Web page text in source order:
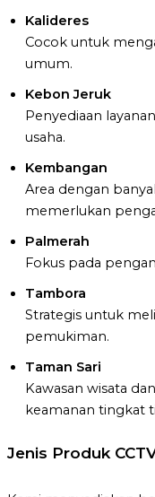
Kalideres
Cocok untuk
umum.
Kebon Jeruk
Penyediaan
usaha.
Kembangan
Area dengan
memerlukan
Palmerah
Fokus pada
Tambora
Strategis untuk
pemukiman.
Taman Sari
Kawasan wisata
keamanan tingkat
Jenis Produk